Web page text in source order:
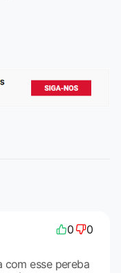
0 0
com esse pereba